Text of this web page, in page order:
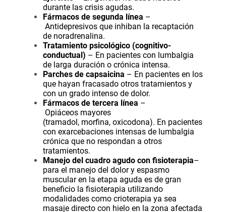
durante las crisis agudas.
Fármacos de segunda línea –
Antidepresivos que inhiban la recaptación
de noradrenalina.
Tratamiento psicológico (cognitivo-
conductual) – En pacientes con lumbalgia
de larga duración o crónica intensa.
Parches de capsaicina – En pacientes en los
que hayan fracasado otros tratamientos y
con un grado intenso de dolor.
Fármacos de tercera línea –
Opiáceos mayores
(tramadol, morfina, oxicodona). En pacientes
con exarcebaciones intensas de lumbalgia
crónica que no respondan a otros
tratamientos.
Manejo del cuadro agudo con fisioterapia–
para el manejo del dolor y espasmo
muscular en la etapa aguda es de gran
beneficio la fisioterapia utilizando
modalidades como crioterapia ya sea
masaje directo con hielo en la zona afectada